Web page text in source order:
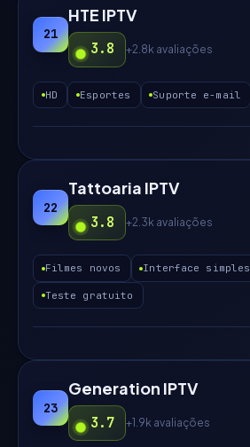
21
HTE IPTV
3.8 +2.8k avaliações
HD Esportes Suporte e-mail
22
Tattoaria IPTV
3.8 +2.3k avaliações
Filmes novos Interface simples
Teste gratuito
23
Generation IPTV
3.7 +1.9k avaliações